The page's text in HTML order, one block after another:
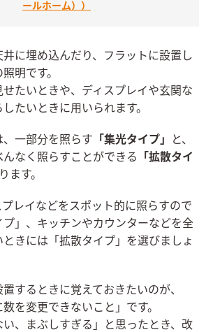
ールホーム））
井に埋め込んだり、フラットに設置し
明です。
たいときや、ディスプレイや玄関な
たいときに用いられます。
一部分を照らす 「集光タイプ」
と、
なく照らすことができる
「拡散タイ
ます。
レイなどをスポット的に照らすので
」、キッチンやカウンターなどを全
きには「拡散タイプ」を選びましょ
するときに覚えておきたいのが、
数を変更できないこと」 です。
い、まぶしすぎる」と思ったとき、改